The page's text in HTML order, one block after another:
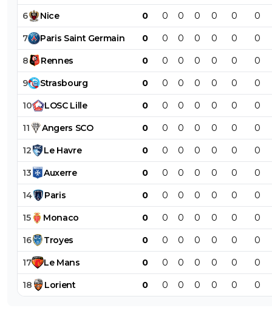
6 Nice 0 0 0 0 0 0 0
7 Paris Saint Germain 0 0 0 0 0 0 0
8 Rennes 0 0 0 0 0 0 0
9 Strasbourg 0 0 0 0 0 0 0
10 LOSC Lille 0 0 0 0 0 0 0
11 Angers SCO 0 0 0 0 0 0 0
12 Le Havre 0 0 0 0 0 0 0
13 Auxerre 0 0 0 0 0 0 0
14 Paris 0 0 0 0 0 0 0
15 Monaco 0 0 0 0 0 0 0
16 Troyes 0 0 0 0 0 0 0
17 Le Mans 0 0 0 0 0 0 0
18 Lorient 0 0 0 0 0 0 0